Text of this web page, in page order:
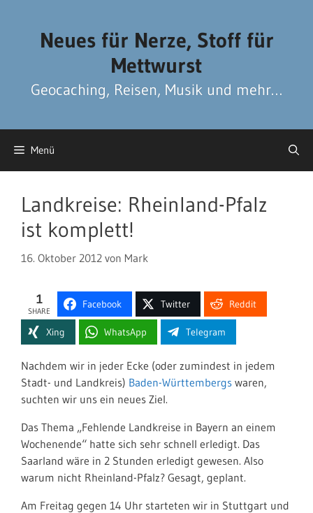
Neues für Nerze, Stoff für
Mettwurst
Geocaching, Reisen, Musik und mehr…
Menü
Landkreise: Rheinland-Pfalz
ist komplett!
16. Oktober 2012 von Mark
1
SHARE
Facebook Twitter Reddit
Xing WhatsApp Telegram
Nachdem wir in jeder Ecke (oder zumindest in jedem
Stadt- und Landkreis) Baden-Württembergs waren,
suchten wir uns ein neues Ziel.
Das Thema „Fehlende Landkreise in Bayern an einem
Wochenende“ hatte sich sehr schnell erledigt. Das
Saarland wäre in 2 Stunden erledigt gewesen. Also
warum nicht Rheinland-Pfalz? Gesagt, geplant.
Am Freitag gegen 14 Uhr starteten wir in Stuttgart und